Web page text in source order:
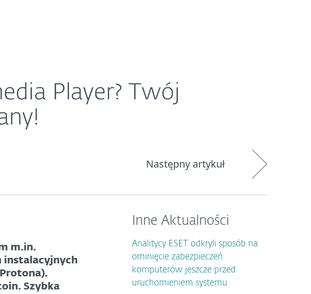
Player? Twój
Następny artykuł
m.in.
instalacyjnych
Szybka
Inne Aktualności
Analitycy ESET odkryli sposób na
ominięcie zabezpieczeń
komputerów jeszcze przed
uruchomieniem systemu